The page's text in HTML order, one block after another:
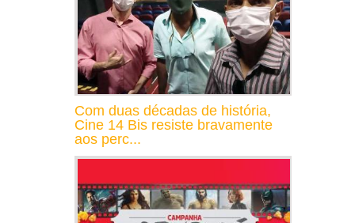
Com duas décadas de história,
Cine 14 Bis resiste bravamente
aos perc...